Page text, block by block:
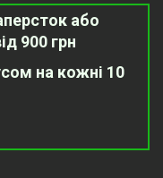
або
900 грн
на кожні 10